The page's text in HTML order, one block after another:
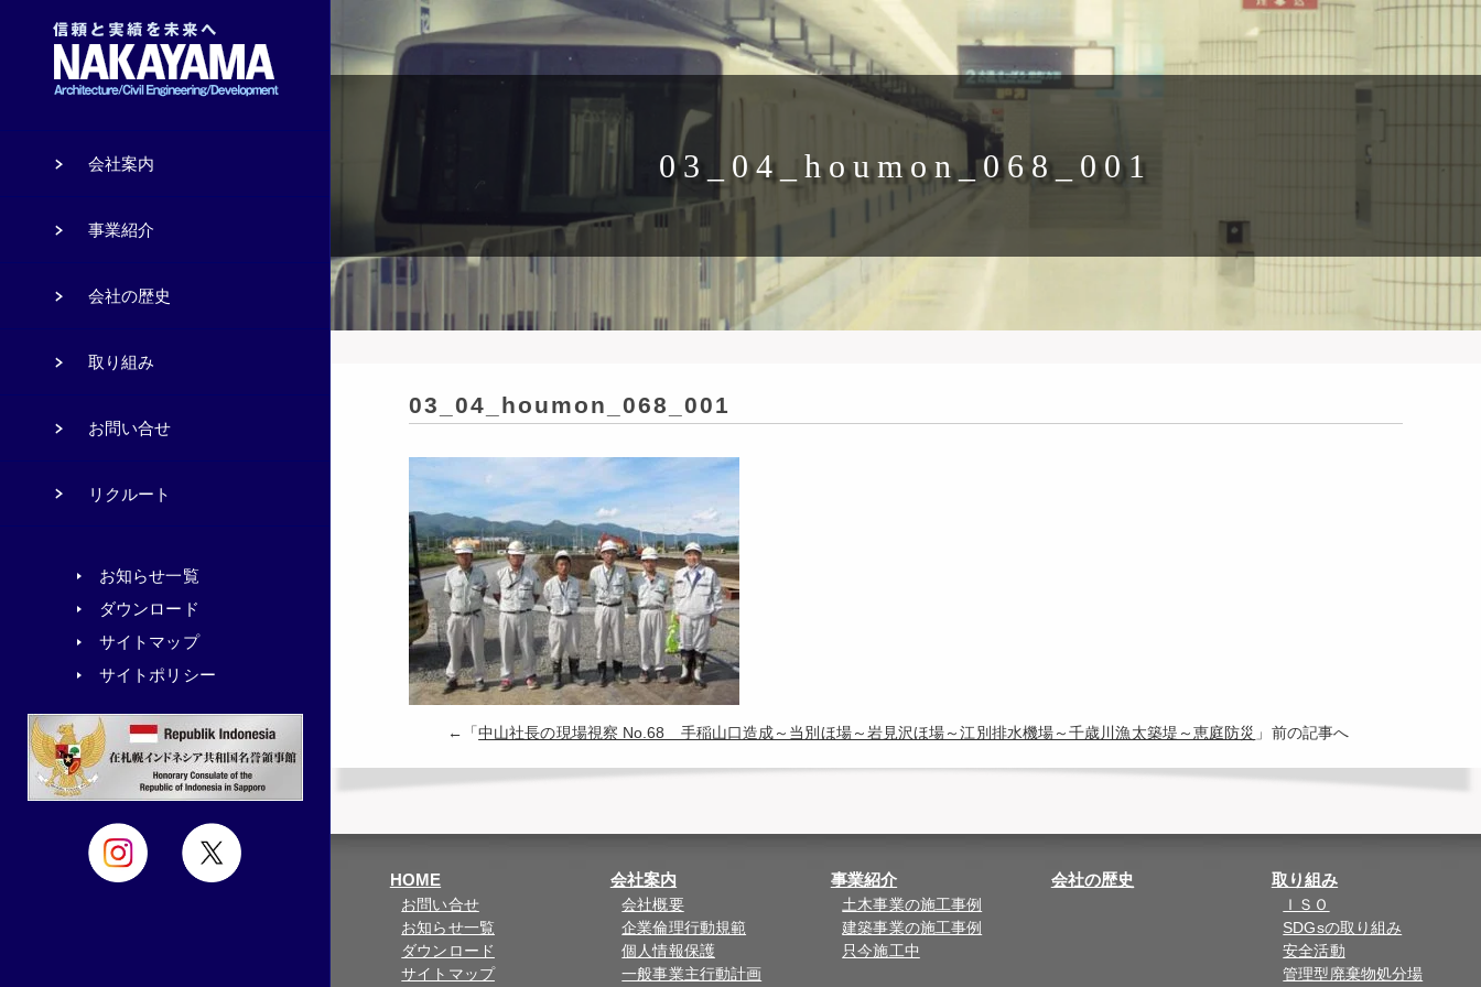
03_04_houmon_068_001
03_04_houmon_068_001
←「中山社長の現場視察 No.68 手稲山口造成～当別ほ場～岩見沢ほ場～江別排水機場～千歳川漁太築堤～恵庭防災 」前の記事へ
HOME
お問い合せ
お知らせ一覧
ダウンロード
サイトマップ
会社案内
会社概要
企業倫理行動規範
個人情報保護
一般事業主行動計画
事業紹介
土木事業の施工事例
建築事業の施工事例
只今施工中
会社の歴史 取り組み
ＩＳＯ
SDGsの取り組み
安全活動
管理型廃棄物処分場
会社案内
事業紹介
会社の歴史
取り組み
お問い合せ
リクルート
お知らせ一覧
ダウンロード
サイトマップ
サイトポリシー